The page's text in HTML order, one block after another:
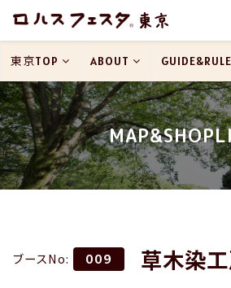
東京TOP ABOUT GUIDE&RULE
ブースNo: 009 草木染